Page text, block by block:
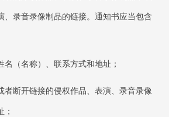
、录音录像制品的链接。通知书应当包含
名（名称）、联系方式和地址；
者断开链接的侵权作品、表演、录音录像